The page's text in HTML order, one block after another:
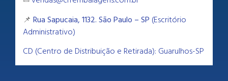
📌 Rua Sapucaia, 1132. São Paulo – SP (Escritório
Administrativo)
CD (Centro de Distribuição e Retirada): Guarulhos-SP